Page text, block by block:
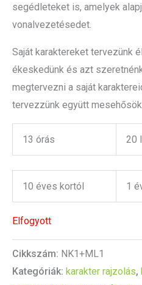
segédleteket is, amelyek
vonalvezetésedet.
Saját karaktereket tervezünk
ékeskedünk és azt
megtervezni a saját
tervezzünk együtt
13 órás 20
10 éves kortól 1
Elfogyott
Cikkszám: NK1+ML1
Kategóriák: karakter rajzolás,